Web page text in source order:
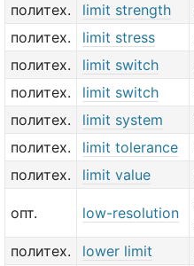
политех.
limit strength
политех.
limit stress
политех.
limit switch
политех.
limit switch
политех.
limit system
политех.
limit tolerance
политех.
limit value
опт. low-resolution
политех.
lower limit